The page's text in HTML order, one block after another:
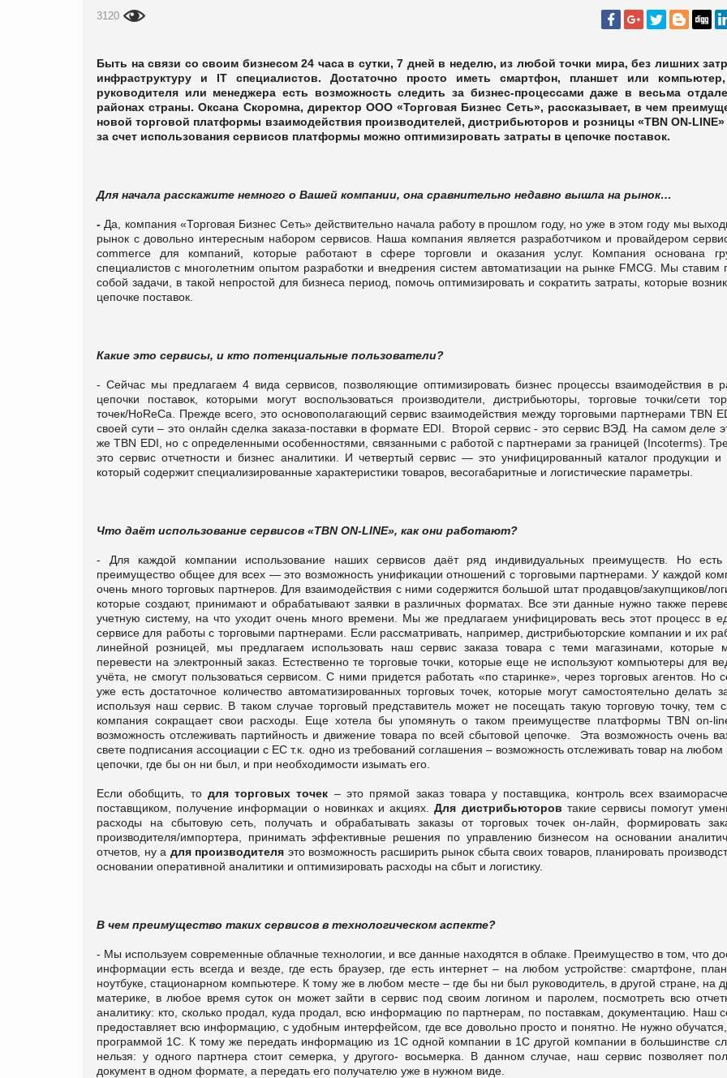
3120
Быть на связи со своим бизнесом 24 часа в сутки, 7 дней в неделю, из любой точки мира, без лишних
инфраструктуру и IT специалистов. Достаточно просто иметь смартфон, планшет или
руководителя или менеджера есть возможность следить за бизнес-процессами даже в весьма
районах страны. Оксана Скоромна, директор ООО «Торговая Бизнес Сеть», рассказывает, в чем
новой торговой платформы взаимодействия производителей, дистрибьюторов и розницы «TBNON-
за счет использования сервисов платформы можно оптимизировать затраты в цепочке поставок.
Для начала расскажите немного о Вашей компании, она сравнительно недавно вышла на рынок…
- Да, компания «Торговая Бизнес Сеть» действительно начала работу в прошлом году, но уже в этом году мы
рынок с довольно интересным набором сервисов. Наша компания является разработчиком и провайдером
commerce для компаний, которые работают в сфере торговли и оказания услуг. Компания основана
специалистов с многолетним опытом разработки и внедрения систем автоматизации на рынке FMCG. Мы ставим
собой задачи, в такой непростой для бизнеса период, помочь оптимизировать и сократить затраты, которые
цепочке поставок.
Какие это сервисы, и кто потенциальные пользователи?
- Сейчас мы предлагаем 4 вида сервисов, позволяющие оптимизировать бизнес процессы взаимодействия в
цепочки поставок, которыми могут воспользоваться производители, дистрибьюторы, торговые точки/сети
точек/HoReCa. Прежде всего, это основополагающий сервис взаимодействия между торговыми партнерами TBN
своей сути – это онлайн сделка заказа-поставки в формате EDI. Второй сервис - это сервис ВЭД. На самом деле
же TBN EDI, но с определенными особенностями, связанными с работой с партнерами за границей (Incoterms).
это сервис отчетности и бизнес аналитики. И четвертый сервис — это унифицированный каталог продукции и
который содержит специализированные характеристики товаров, весогабаритные и логистические параметры.
Что даёт использование сервисов «TBNON-LINE», как они работают?
- Для каждой компании использование наших сервисов даёт ряд индивидуальных преимуществ. Но
преимущество общее для всех — это возможность унификации отношений с торговыми партнерами. У каждой
очень много торговых партнеров. Для взаимодействия с ними содержится большой штат продавцов/закупщиков/
которые создают, принимают и обрабатывают заявки в различных форматах. Все эти данные нужно также
учетную систему, на что уходит очень много времени. Мы же предлагаем унифицировать весь этот процесс в
сервисе для работы с торговыми партнерами. Если рассматривать, например, дистрибьюторские компании и их
линейной розницей, мы предлагаем использовать наш сервис заказа товара с теми магазинами, которые
перевести на электронный заказ. Естественно те торговые точки, которые еще не используют компьютеры для
учёта, не смогут пользоваться сервисом. С ними придется работать «по старинке», через торговых агентов. Но
уже есть достаточное количество автоматизированных торговых точек, которые могут самостоятельно делать
используя наш сервис. В таком случае торговый представитель может не посещать такую торговую точку, тем
компания сокращает свои расходы. Еще хотела бы упомянуть о таком преимуществе платформы TBN on-
возможность отслеживать партийность и движение товара по всей сбытовой цепочке. Эта возможность очень
свете подписания ассоциации с ЕС т.к. одно из требований соглашения – возможность отслеживать товар на любом
цепочки, где бы он ни был, и при необходимости изымать его.
Если обобщить, то для торговых точек – это прямой заказ товара у поставщика, контроль всех
поставщиком, получение информации о новинках и акциях.Для дистрибьюторов такие сервисы помогут
расходы на сбытовую сеть, получать и обрабатывать заказы от торговых точек он-лайн, формировать
производителя/импортера, принимать эффективные решения по управлению бизнесом на основании
отчетов, ну а для производителя это возможность расширить рынок сбыта своих товаров, планировать
основании оперативной аналитики и оптимизировать расходы на сбыт и логистику.
В чем преимущество таких сервисов в технологическом аспекте?
- Мы используем современные облачные технологии, и все данные находятся в облаке. Преимущество в том, что
информации есть всегда и везде, где есть браузер, где есть интернет – на любом устройстве: смартфоне,
ноутбуке, стационарном компьютере. К тому же в любом месте – где бы ни был руководитель, в другой стране, на
материке, в любое время суток он может зайти в сервис под своим логином и паролем, посмотреть всю
аналитику: кто, сколько продал, куда продал, всю информацию по партнерам, по поставкам, документацию. Наш
предоставляет всю информацию, с удобным интерфейсом, где все довольно просто и понятно. Не нужно обучатся,
программой 1С. К тому же передать информацию из 1С одной компании в 1С другой компании в большинстве
нельзя: у одного партнера стоит семерка, у другого- восьмерка. В данном случае, наш сервис позволяет
документ в одном формате, а передать его получателю уже в нужном виде.